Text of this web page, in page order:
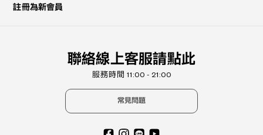
註冊為新會員
聯絡線上客服請點此
服務時間 11:00 - 21:00
常見問題